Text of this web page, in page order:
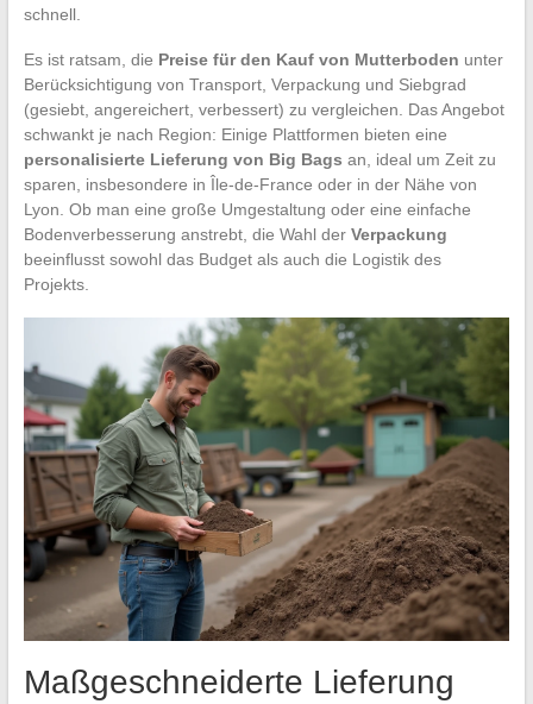
schnell.
Es ist ratsam, die Preise für den Kauf von Mutterboden unter
Berücksichtigung von Transport, Verpackung und Siebgrad
(gesiebt, angereichert, verbessert) zu vergleichen. Das Angebot
schwankt je nach Region: Einige Plattformen bieten eine
personalisierte Lieferung von Big Bags an, ideal um Zeit zu
sparen, insbesondere in Île-de-France oder in der Nähe von
Lyon. Ob man eine große Umgestaltung oder eine einfache
Bodenverbesserung anstrebt, die Wahl der Verpackung
beeinflusst sowohl das Budget als auch die Logistik des
Projekts.
Maßgeschneiderte Lieferung